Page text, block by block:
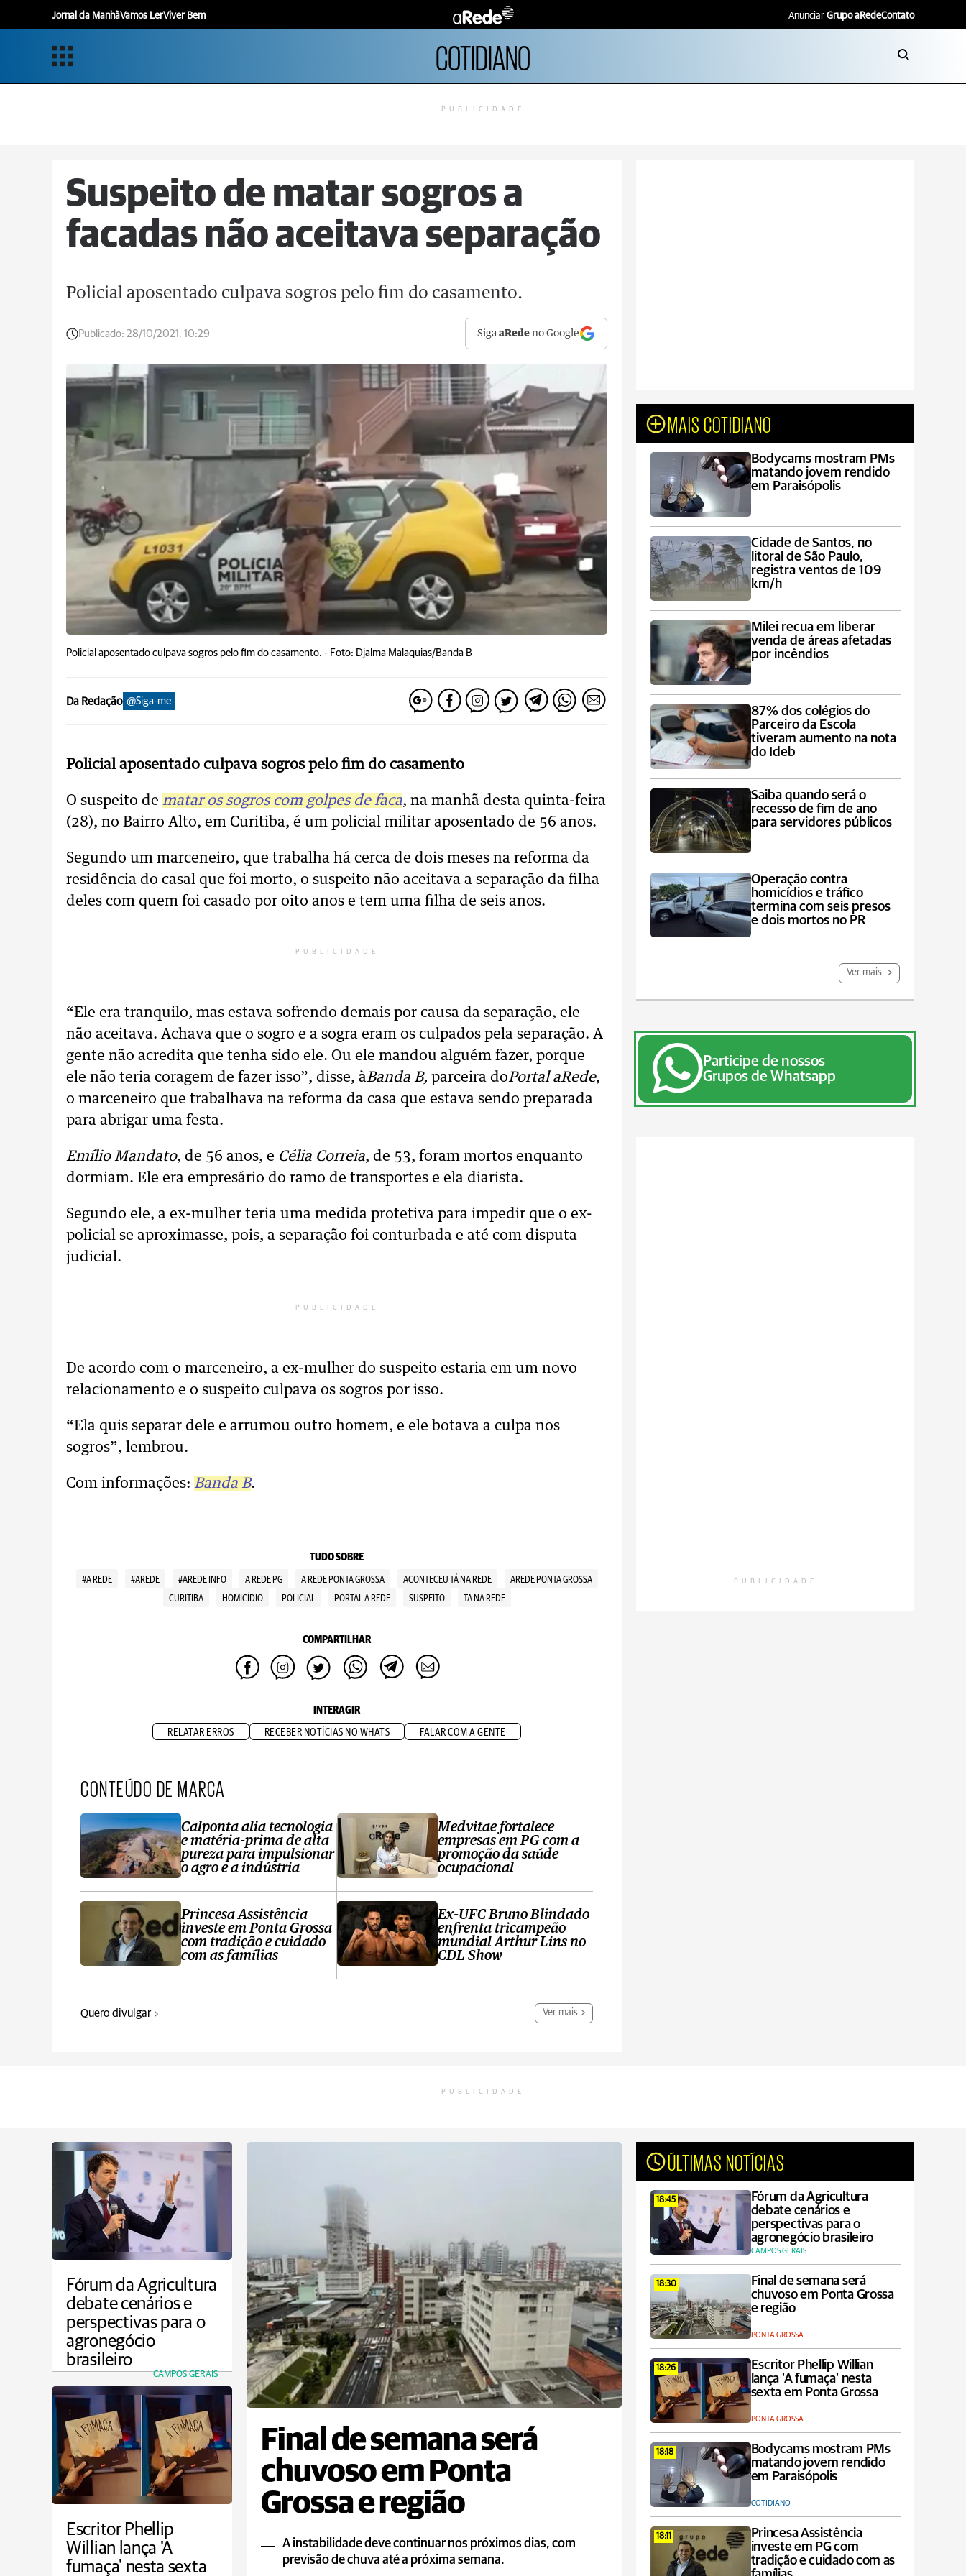
Jornal da ManhãVamos LerViver Bem Anunciar Grupo aRedeContato
COTIDIANO
PUBLICIDADE
Suspeito de matar sogros a
facadas não aceitava separação
Policial aposentado culpava sogros pelo fim do casamento.
Publicado: 28/10/2021, 10:29 SigaaRede no Google
Policial aposentado culpava sogros pelo fim do casamento. - Foto: Djalma Malaquias/Banda B
Da Redação @Siga-me
Policial aposentado culpava sogros pelo fim do casamento
O suspeito de matar os sogros com golpes de faca, na manhã desta quinta-feira
(28), no Bairro Alto, em Curitiba, é um policial militar aposentado de 56 anos.
Segundo um marceneiro, que trabalha há cerca de dois meses na reforma da
residência do casal que foi morto, o suspeito não aceitava a separação da filha
deles com quem foi casado por oito anos e tem uma filha de seis anos.
PUBLICIDADE
“Ele era tranquilo, mas estava sofrendo demais por causa da separação, ele
não aceitava. Achava que o sogro e a sogra eram os culpados pela separação. A
gente não acredita que tenha sido ele. Ou ele mandou alguém fazer, porque
ele não teria coragem de fazer isso”, disse, àBanda B, parceira doPortal aRede,
o marceneiro que trabalhava na reforma da casa que estava sendo preparada
para abrigar uma festa.
Emílio Mandato, de 56 anos, e Célia Correia, de 53, foram mortos enquanto
dormiam. Ele era empresário do ramo de transportes e ela diarista.
Segundo ele, a ex-mulher teria uma medida protetiva para impedir que o ex-
policial se aproximasse, pois, a separação foi conturbada e até com disputa
judicial.
PUBLICIDADE
De acordo com o marceneiro, a ex-mulher do suspeito estaria em um novo
relacionamento e o suspeito culpava os sogros por isso.
“Ela quis separar dele e arrumou outro homem, e ele botava a culpa nos
sogros”, lembrou.
Com informações: Banda B.
TUDO SOBRE
#A REDE #AREDE #AREDE INFO A REDE PG A REDE PONTA GROSSA ACONTECEU TÁ NA REDE
AREDE PONTA GROSSA
CURITIBA
HOMICÍDIO POLICIAL PORTAL A REDE SUSPEITO TA NA REDE
COMPARTILHAR
INTERAGIR
RELATAR ERROS RECEBER NOTÍCIAS NO WHATS FALAR COM A GENTE
CONTEÚDO DE MARCA
Calponta alia tecnologia
e matéria-prima de alta
pureza para impulsionar
o agro e a indústria
Princesa Assistência
investe em Ponta Grossa
com tradição e cuidado
com as famílias
Medvitae fortalece
empresas em PG com a
promoção da saúde
ocupacional
Ex-UFC Bruno Blindado
enfrenta tricampeão
mundial Arthur Lins no
CDL Show
Quero divulgar Ver mais
MAIS COTIDIANO
Bodycams mostram PMs
matando jovem rendido
em Paraisópolis
Cidade de Santos, no
litoral de São Paulo,
registra ventos de 109
km/h
Milei recua em liberar
venda de áreas afetadas
por incêndios
87% dos colégios do
Parceiro da Escola
tiveram aumento na nota
do Ideb
Saiba quando será o
recesso de fim de ano
para servidores públicos
Operação contra
homicídios e tráfico
termina com seis presos
e dois mortos no PR
Ver mais
Participe de nossos
Grupos de Whatsapp
PUBLICIDADE
PUBLICIDADE
Fórum da Agricultura
debate cenários e
perspectivas para o
agronegócio
brasileiro
CAMPOS GERAIS
Final de semana será
chuvoso em Ponta
Grossa e região
A instabilidade deve continuar nos próximos dias, com
previsão de chuva até a próxima semana.
ÚLTIMAS NOTÍCIAS
18:45
Fórum da Agricultura
debate cenários e
perspectivas para o
agronegócio brasileiro
CAMPOS GERAIS
18:30
Final de semana será
chuvoso em Ponta Grossa
e região
PONTA GROSSA
18:26
Escritor Phellip Willian
lança 'A fumaça' nesta
sexta em Ponta Grossa
PONTA GROSSA
18:18
Bodycams mostram PMs
matando jovem rendido
em Paraisópolis
COTIDIANO
18:11
Princesa Assistência
investe em PG com
tradição e cuidado com as
Escritor Phellip
Willian lança 'A
fumaça' nesta sexta